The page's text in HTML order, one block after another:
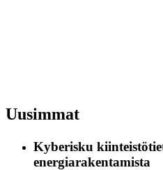
Uusimmat
Kyberisku
energiarakentamista